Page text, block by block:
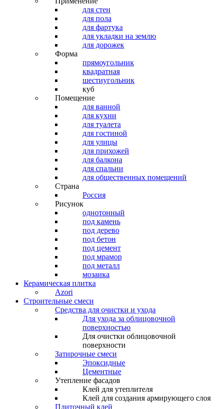
для стен
для пола
для фартука
для укладки на землю
для дорожек
Форма
прямоугольник
квадратная
шестиугольник
куб
Помещение
для ванной
для кухни
для туалета
для гостиной
для улицы
для прихожей
для балкона
для спальни
для общественных помещений
Страна
Россия
Рисунок
однотонный
под камень
под дерево
под бетон
под цемент
под мрамор
под металл
мозаика
Керамическая плитка
Azori
Строительные смеси
Средства для очистки и ухода
Для ухода за облицовочной
поверхностью
Для очистки облицовочной
поверхности
Затирочные смеси
Эпоксидные
Цементные
Утепление фасадов
Клей для утеплителя
Клей для создания армирующего слоя
Плиточный клей